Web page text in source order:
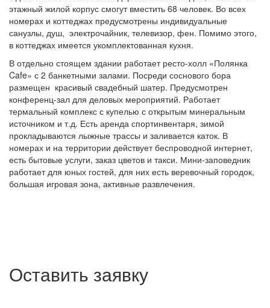
этажный жилой корпус смогут вместить 68 человек. Во всех
номерах и коттеджах предусмотрены индивидуальные
санузлы, душ, электрочайник, телевизор, фен. Помимо этого,
в коттеджах имеется укомплектованная кухня.
В отдельно стоящем здании работает ресто-холл «Полянка
Cafe» с 2 банкетными залами. Посреди соснового бора
размещен красивый свадебный шатер. Предусмотрен
конференц-зал для деловых мероприятий. Работает
термальный комплекс с купелью с открытым минеральным
источником и т.д. Есть аренда спортинвентаря, зимой
прокладываются лыжные трассы и заливается каток. В
номерах и на территории действует беспроводной интернет,
есть бытовые услуги, заказ цветов и такси. Мини-заповедник
работает для юных гостей, для них есть веревочный городок,
большая игровая зона, активные развлечения.
Оставить заявку